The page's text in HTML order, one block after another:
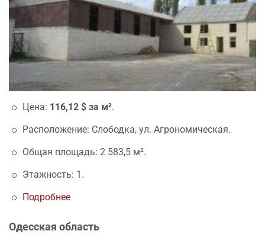
Цена: 116,12 $ за м².
Расположение: Слободка, ул. Агрономическая.
Общая площадь: 2 583,5 м².
Этажность: 1.
Подробнее
Одесская область